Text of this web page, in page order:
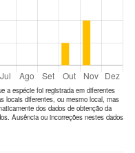
a espécie foi registrada em diferentes
locais diferentes, ou mesmo local, mas
dos dados de obtenção da
Ausência ou incorreções nestes dados